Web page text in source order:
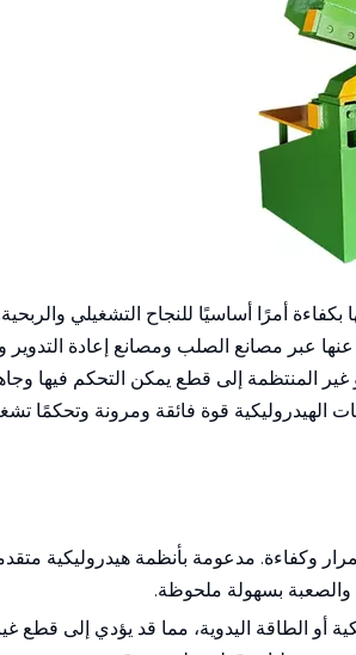
أمرًا أساسيًا للنجاح التشغيلي
عنها عبر مصانع الصلب ومصانع إعادة
المنتظمة إلى قطع يمكن التحكم فيها
الهيدروليكية قوة فائقة ومرونة وتحكمًا
وكفاءة. مدعومة بأنظمة هيدروليكية
والصعبة بسهولة ملحوظة.
أو الطاقة اليدوية، مما قد يؤدي إلى قطع